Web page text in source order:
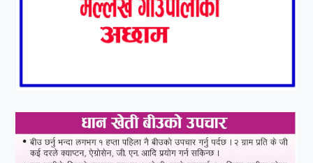
आर्थिक बुद्धि दर ६.५ हुन सक्दैन ।